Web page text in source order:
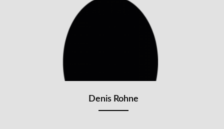
Denis Rohne